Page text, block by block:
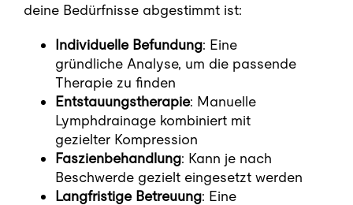
deine Bedürfnisse abgestimmt ist:
Individuelle Befundung: Eine
gründliche Analyse, um die passende
Therapie zu finden
Entstauungstherapie: Manuelle
Lymphdrainage kombiniert mit
gezielter Kompression
Faszienbehandlung: Kann je nach
Beschwerde gezielt eingesetzt werden
Langfristige Betreuung: Eine